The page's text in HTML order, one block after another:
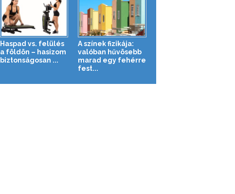
Haspad vs. felülés
a földön – hasizom
biztonságosan ...
A színek fizikája:
valóban hűvösebb
marad egy fehérre
fest...